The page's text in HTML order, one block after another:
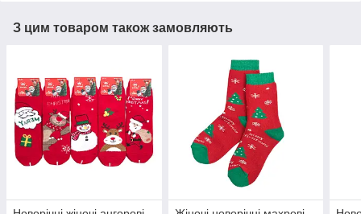
З цим товаром також замовляють